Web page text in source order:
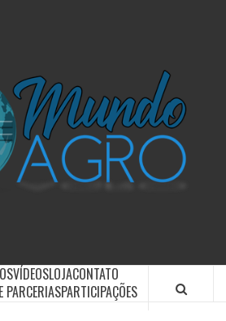
VÍDEOSLOJACONTATO
PARCERIASPARTICIPAÇÕES